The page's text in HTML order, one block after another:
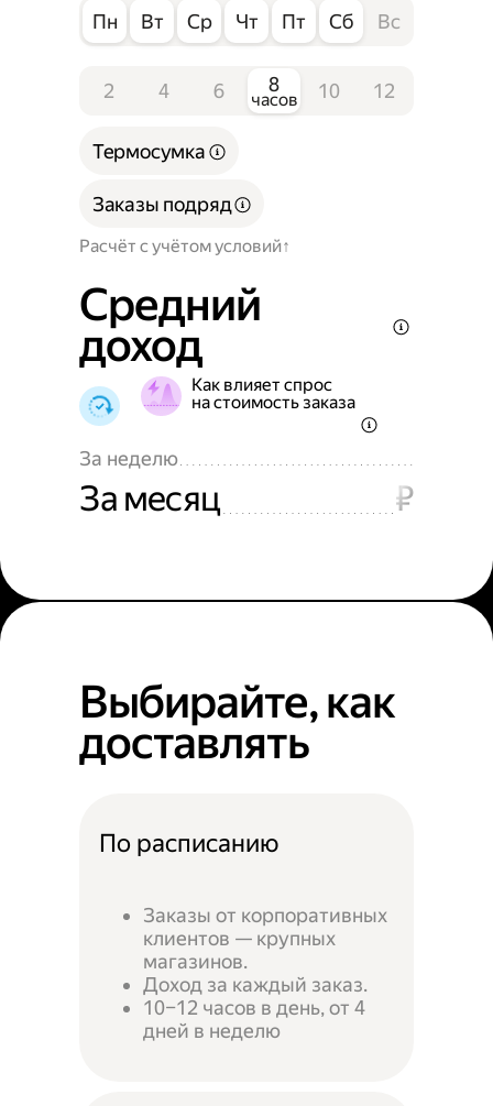
Пн Вт Ср Чт Пт Сб Вс
2 4 6 8
часов 10 12
Расчёт с учётом условий
Термосумка
Заказы подряд
Средний
доход
Как влияет спрос
на стоимость заказа
За неделю
За месяц ₽
Выбирайте, как
доставлять
По расписанию
Заказы от корпоративных
клиентов — крупных
магазинов.
Доход за каждый заказ.
10–12 часов в день, от 4
дней в неделю